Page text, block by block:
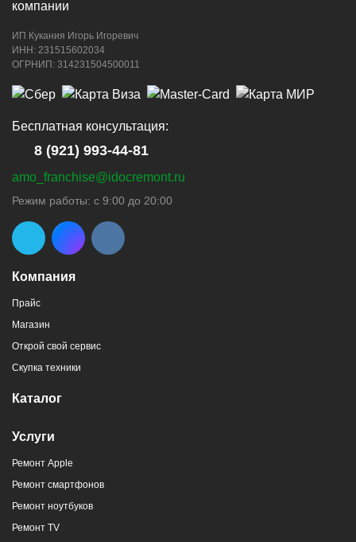
ИП Кукания Игорь Игоревич
ИНН: 231515602034
ОГРНИП: 314231504500011
Компания
Прайс
Магазин
Открой свой сервис
Скупка техники
Каталог
Услуги
Ремонт Apple
Ремонт смартфонов
Ремонт ноутбуков
Ремонт TV
Бесплатная консультация:
8 (921) 993-44-81
amo_franchise@idocremont.ru
Режим работы: с 9:00 до 20:00